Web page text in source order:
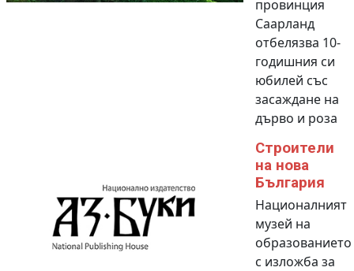
провинция
Саарланд
отбелязва 10-
годишния си
юбилей със
засаждане на
дърво и роза
Строители
на нова
България
Националният
музей на
образованието
с изложба за